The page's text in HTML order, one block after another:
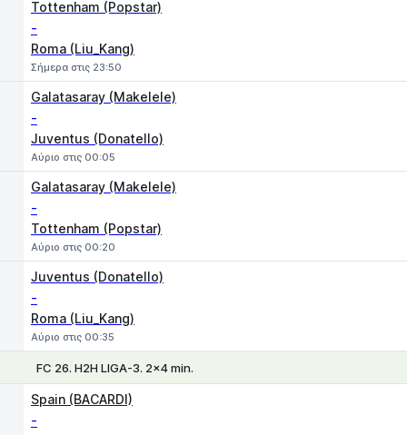
Tottenham (Popstar)
-
Roma (Liu_Kang)
Σήμερα στις 23:50
Galatasaray (Makelele)
-
Juventus (Donatello)
Αύριο στις 00:05
Galatasaray (Makelele)
-
Tottenham (Popstar)
Αύριο στις 00:20
Juventus (Donatello)
-
Roma (Liu_Kang)
Αύριο στις 00:35
FC 26. H2H LIGA-3. 2x4 min.
Spain (BACARDI)
-